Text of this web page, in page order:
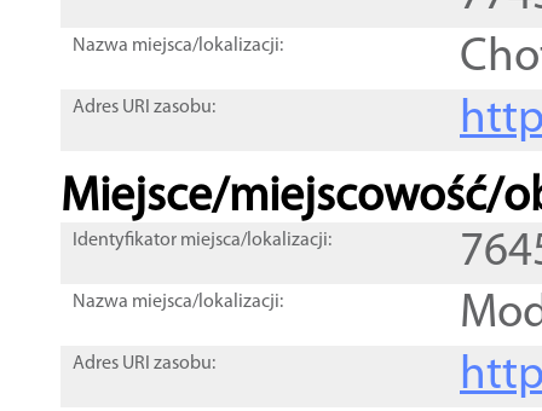
Nazwa miejsca/lokalizacji:
Adres URI zasobu:
Miejsce/miejscowość/
Identyfikator miejsca/lokalizacji:
Nazwa miejsca/lokalizacji:
Adres URI zasobu: